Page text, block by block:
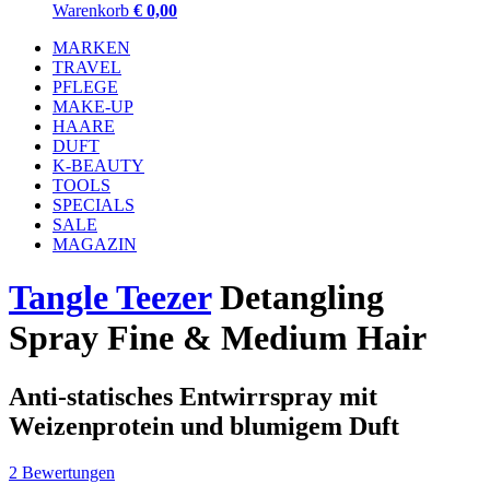
Warenkorb € 0,00
MARKEN
TRAVEL
PFLEGE
MAKE-UP
HAARE
DUFT
K-BEAUTY
TOOLS
SPECIALS
SALE
MAGAZIN
Tangle TeezerDetangling
Spray Fine & Medium Hair
Anti-statisches Entwirrspray mit
Weizenprotein und blumigem Duft
2 Bewertungen